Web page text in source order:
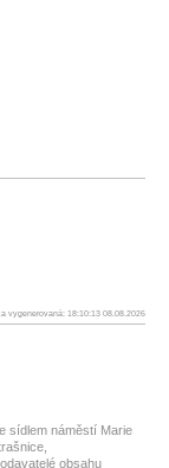
vygenerovaná: 18:10:13 08.08.2026
sídlem náměstí Marie
obsahu